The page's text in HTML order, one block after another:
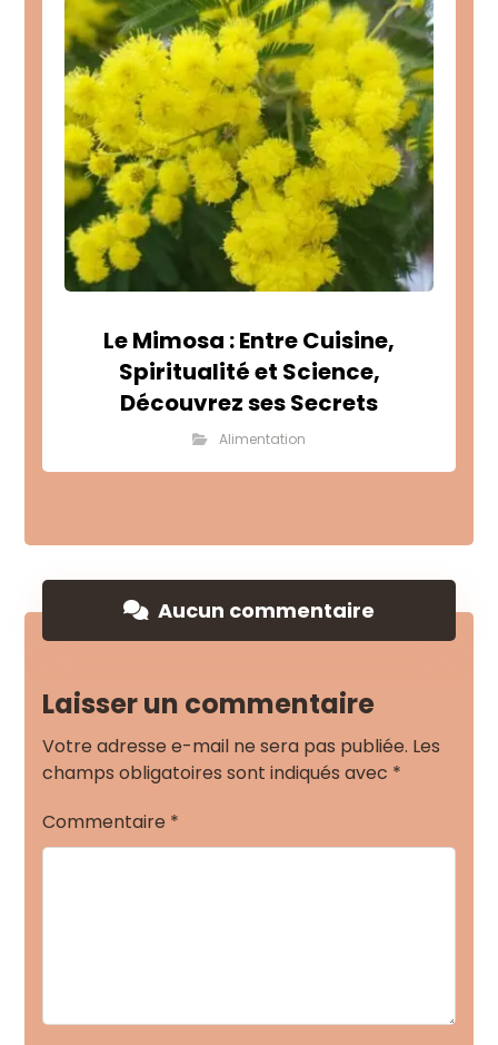
Le Mimosa : Entre Cuisine,
Spiritualité et Science,
Découvrez ses Secrets
Alimentation
Aucun commentaire
Laisser un commentaire
Votre adresse e-mail ne sera pas publiée. Les
champs obligatoires sont indiqués avec *
Commentaire *